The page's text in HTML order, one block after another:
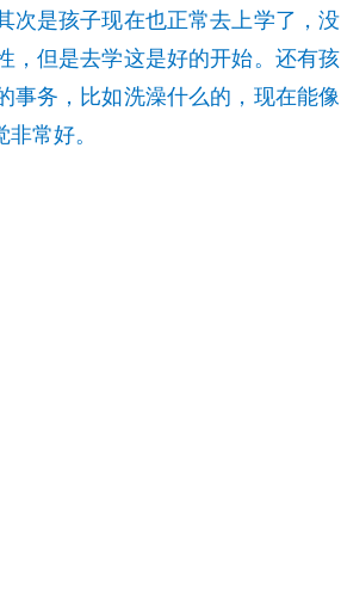
次是孩子现在也正常去上学了，没
，但是去学这是好的开始。还有孩
事务，比如洗澡什么的，现在能像
常好。